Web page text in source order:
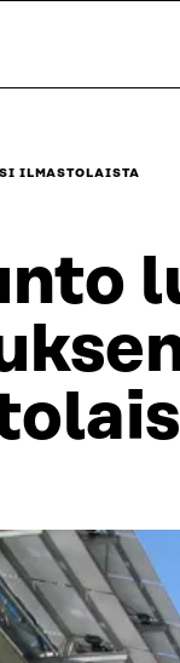
ILMASTOLAISTA